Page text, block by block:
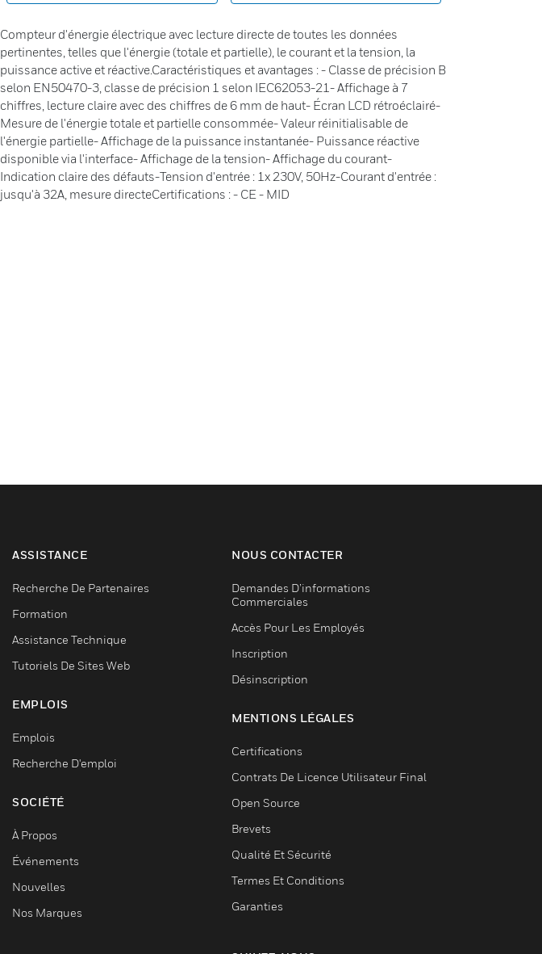
Compteur d'énergie électrique avec lecture directe de toutes les données
pertinentes, telles que l'énergie (totale et partielle), le courant et la tension, la
puissance active et réactive.Caractéristiques et avantages : - Classe de précision B
selon EN50470-3, classe de précision 1 selon IEC62053-21- Affichage à 7
chiffres, lecture claire avec des chiffres de 6 mm de haut- Écran LCD rétroéclairé-
Mesure de l'énergie totale et partielle consommée- Valeur réinitialisable de
l'énergie partielle- Affichage de la puissance instantanée- Puissance réactive
disponible via l'interface- Affichage de la tension- Affichage du courant-
Indication claire des défauts-Tension d'entrée : 1x 230V, 50Hz-Courant d'entrée :
jusqu'à 32A, mesure directeCertifications : - CE - MID
ASSISTANCE
Recherche De Partenaires
Formation
Assistance Technique
Tutoriels De Sites Web
EMPLOIS
Emplois
Recherche D'emploi
SOCIÉTÉ
À Propos
Événements
Nouvelles
Nos Marques
NOUS CONTACTER
Demandes D’informations
Commerciales
Accès Pour Les Employés
Inscription
Désinscription
MENTIONS LÉGALES
Certifications
Contrats De Licence Utilisateur Final
Open Source
Brevets
Qualité Et Sécurité
Termes Et Conditions
Garanties